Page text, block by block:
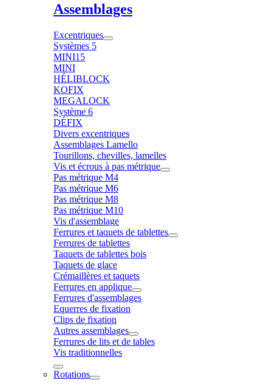
Assemblages
Excentriques
Systèmes 5
MINI15
MINI
HÉLIBLOCK
KOFIX
MEGALOCK
Système 6
DÉFIX
Divers excentriques
Assemblages Lamello
Tourillons, chevilles, lamelles
Vis et écrous à pas métrique
Pas métrique M4
Pas métrique M6
Pas métrique M8
Pas métrique M10
Vis d'assemblage
Ferrures et taquets de tablettes
Ferrures de tablettes
Taquets de tablettes bois
Taquets de glace
Crémaillères et taquets
Ferrures en applique
Ferrures d'assemblages
Equerres de fixation
Clips de fixation
Autres assemblages
Ferrures de lits et de tables
Vis traditionnelles
Rotations